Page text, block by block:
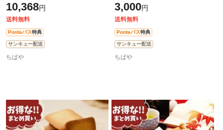
箱セット】ホワイトデー おすすめ
10,368円
送料無料
Pontaパス特典
サンキュー配送
ちばや
日 おすすめ 帰省 当日出荷 当日SG
退職
3,000円
送料無料
Pontaパス特典
サンキュー配送
ちばや